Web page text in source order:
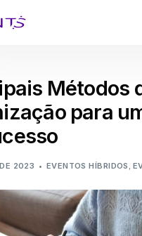
Métodos
para
2023 EVENTOS HÍBRIDOS ,